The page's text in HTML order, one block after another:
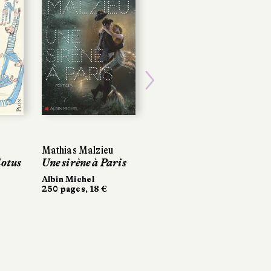
Mathias Malzieu
Une sirène à Paris
Albin Michel
250 pages, 18 €